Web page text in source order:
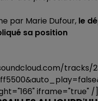
par Marie Dufour, le
sa position
tracks/
iframe="true" /]